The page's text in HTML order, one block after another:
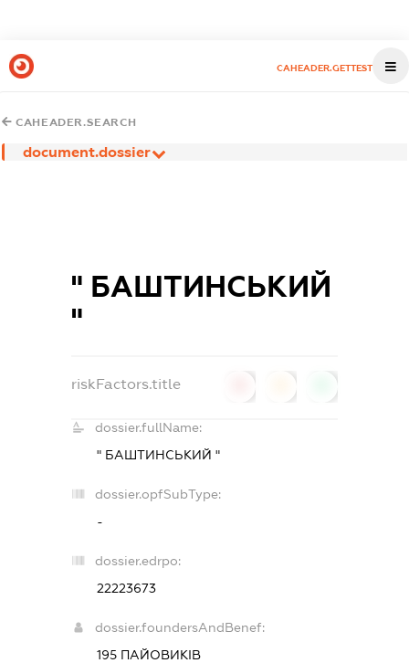
CAHEADER.GETTEST
CAHEADER.SEARCH
document.dossier
" БАШТИНСЬКИЙ
"
riskFactors.title
dossier.fullName:
" БАШТИНСЬКИЙ "
dossier.opfSubType:
-
dossier.edrpo:
22223673
dossier.foundersAndBenef:
195 ПАЙОВИКІВ